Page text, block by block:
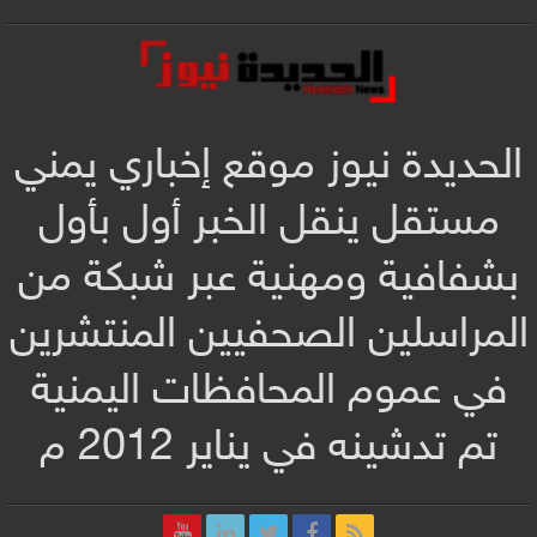
الحديدة نيوز موقع إخباري يمني
مستقل ينقل الخبر أول بأول
بشفافية ومهنية عبر شبكة من
المراسلين الصحفيين المنتشرين
في عموم المحافظات اليمنية
تم تدشينه في يناير 2012 م